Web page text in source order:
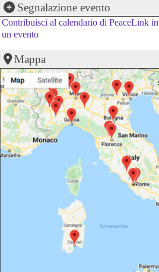
Segnalazione evento
Contribuisci al calendario di PeaceLink
un evento
Mappa